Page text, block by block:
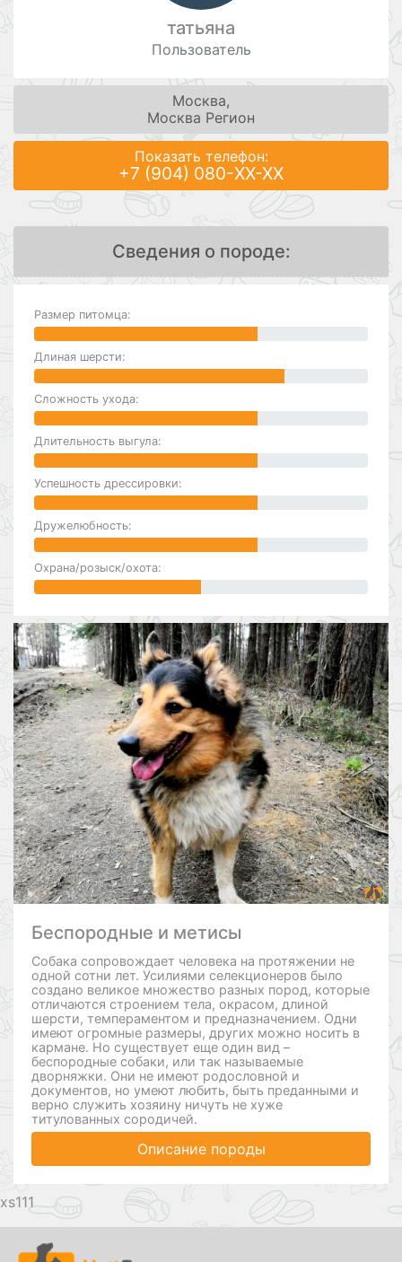
татьяна
Пользователь
Москва,
Москва Регион
Показать телефон:
+7 (904) 080-XX-XX
Сведения о породе:
Размер питомца:
Длиная шерсти:
Сложность ухода:
Длительность выгула:
Успешность дрессировки:
Дружелюбность:
Охрана/розыск/охота:
Беспородные и метисы
Собака сопровождает человека на протяжении не
одной сотни лет. Усилиями селекционеров было
создано великое множество разных пород, которые
отличаются строением тела, окрасом, длиной
шерсти, темпераментом и предназначением. Одни
имеют огромные размеры, других можно носить в
кармане. Но существует еще один вид –
беспородные собаки, или так называемые
дворняжки. Они не имеют родословной и
документов, но умеют любить, быть преданными и
верно служить хозяину ничуть не хуже
титулованных сородичей.
Описание породы
111